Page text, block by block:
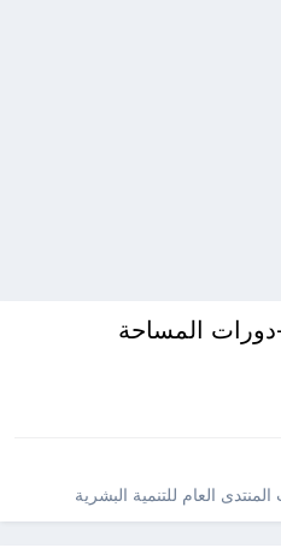
دورات المساحة
المنتدى العام للتنمية البشرية